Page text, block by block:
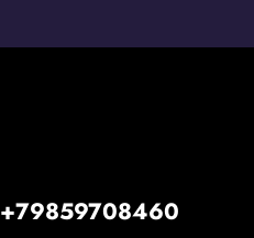
+79859708460